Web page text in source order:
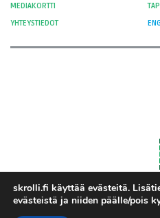
MEDIAKORTTI
YHTEYSTIEDOT
Hosted by
skrolli.fi käyttää evästeitä.
evästeistä ja niiden päälle/pois